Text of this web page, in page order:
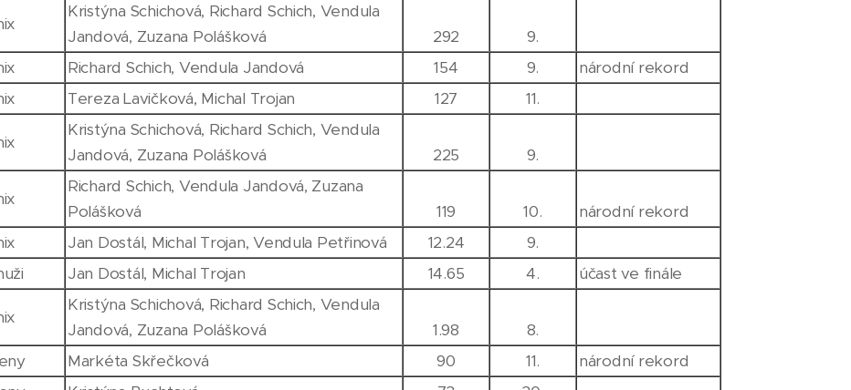
Kristýna Schichová, Richard Schich, Vendula
Jandová, Zuzana Polášková
292
9.
Richard Schich, Vendula Jandová 154 9.
národní rekord
Tereza Lavičková, Michal Trojan 127 11.
Kristýna Schichová, Richard Schich, Vendula
Jandová, Zuzana Polášková
225 9.
Richard Schich, Vendula Jandová, Zuzana
Polášková
119 10.
národní rekord
Jan Dostál, Michal Trojan, Vendula Petřinová 12.24
9.
Jan Dostál, Michal Trojan 14.65 4. účast ve finále
Kristýna Schichová, Richard Schich, Vendula
Jandová, Zuzana Polášková
1.98 8.
Markéta Skřečková 90 11.
národní rekord